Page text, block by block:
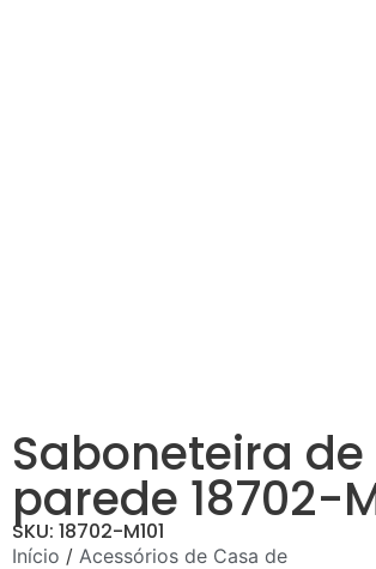
Saboneteira de
parede 18702-
SKU: 18702-M101
Início / Acessórios de Casa de